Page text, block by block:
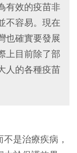
有效的疫苗非
不容易。現在
也確實要發展
上目前除了部
人的各種疫苗
是治療疾病，